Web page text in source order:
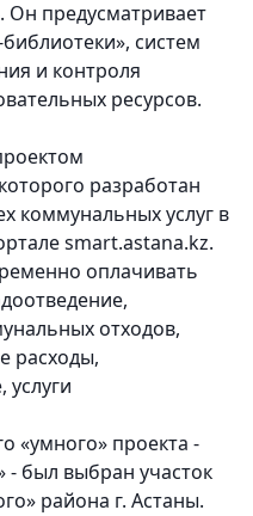
предусматривает
систем
и контроля
ресурсов.
разработан
коммунальных услуг в
smart.astana.kz.
оплачивать
отходов,
расходы,
услуги
«умного» проекта -
- был выбран участок
района г. Астаны.